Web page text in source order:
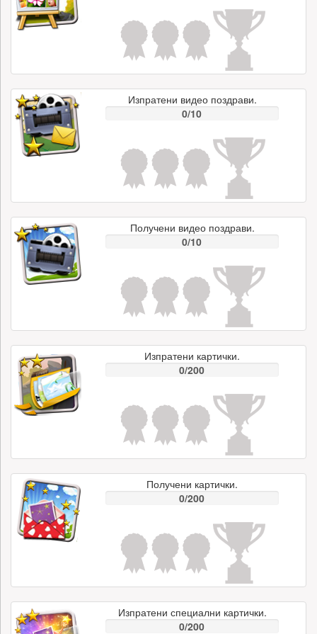
Изпратени видео поздрави.
0/10
Получени видео поздрави.
0/10
Изпратени картички.
0/200
Получени картички.
0/200
Изпратени специални картички.
0/200